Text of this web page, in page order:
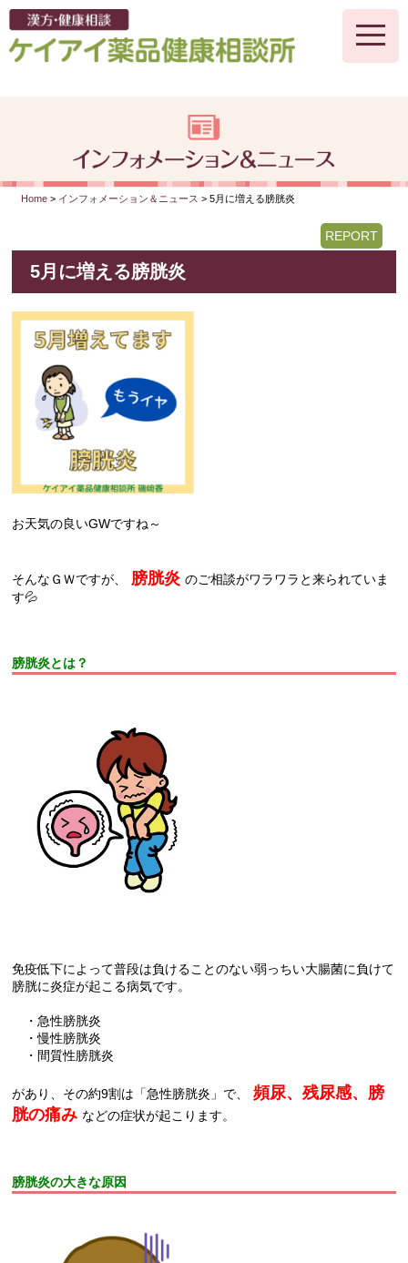
toggle
Home > インフォメーション＆ニュース > 5月に増える膀胱炎
5月に増える膀胱炎
REPORT
お天気の良いGWですね～
そんなＧＷですが、 膀胱炎のご相談がワラワラと来られていま
す💦
膀胱炎とは？
免疫低下によって普段は負けることのない弱っちい大腸菌に負けて
膀胱に炎症が起こる病気です。
・急性膀胱炎
・慢性膀胱炎
・間質性膀胱炎
があり、その約9割は「急性膀胱炎」で、
頻尿、残尿感、膀
胱の痛み などの症状が起こります。
膀胱炎の大きな原因